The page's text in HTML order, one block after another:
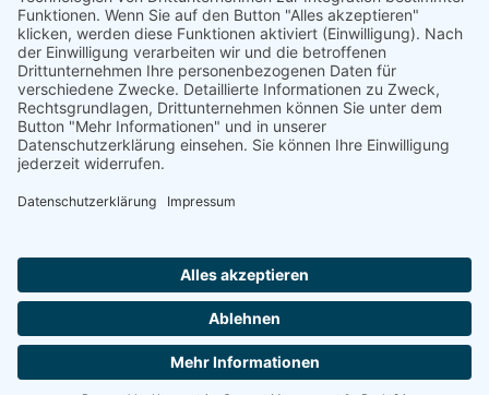
Management Platform &eRecht24
T: +49 (0) 6241. 48042 00
F: +49 (0) 6241. 48042 49
info@wipotec-systemtechnik.com
Impressum
Datenschutzerklärung
Cookies
Zertifizierung
© 2018–2026 · WIPOTEC Systemtechnik GmbH